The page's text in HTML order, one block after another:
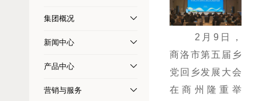
集团概况
新闻中心
产品中心
营销与服务
2月9日，
商洛市第五届乡
党回乡发展大会
在商州隆重举